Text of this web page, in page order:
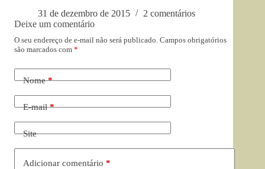
31 de dezembro de 2015
2 comentários
Deixe um comentário
O seu endereço de e-mail não será publicado. Campos obrigatórios
são marcados com *
Nome*
E-mail*
Site
Adicionar comentário *